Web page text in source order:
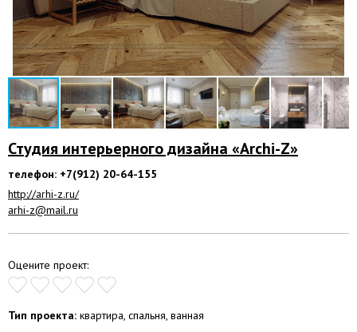
Студия интерьерного дизайна «Archi-Z»
телефон: +7(912) 20-64-155
http://arhi-z.ru/
arhi-z@mail.ru
Оцените проект:
Тип проекта: квартира, спальня, ванная